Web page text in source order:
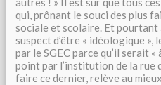
qui, prônant le souci des plus
sociale et scolaire. Et pourtant
suspect d’être « idéologique
par le SGEC parce qu’il serait
point par l’institution de la rue
faire ce dernier, relève au